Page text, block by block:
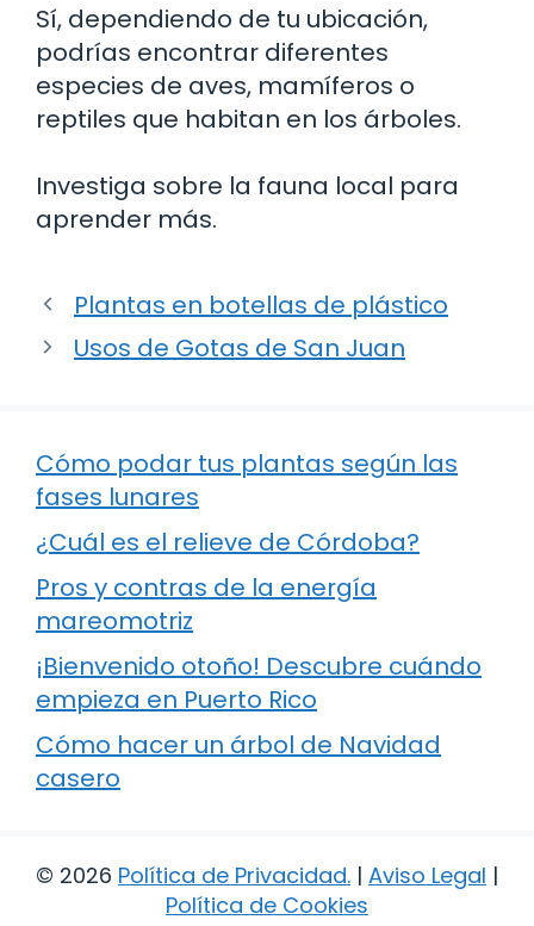
Sí, dependiendo de tu ubicación,
podrías encontrar diferentes
especies de aves, mamíferos o
reptiles que habitan en los árboles.
Investiga sobre la fauna local para
aprender más.
Plantas en botellas de plástico
Usos de Gotas de San Juan
Cómo podar tus plantas según las
fases lunares
¿Cuál es el relieve de Córdoba?
Pros y contras de la energía
mareomotriz
¡Bienvenido otoño! Descubre cuándo
empieza en Puerto Rico
Cómo hacer un árbol de Navidad
casero
© 2026 Política de Privacidad. | Aviso Legal |
Política de Cookies